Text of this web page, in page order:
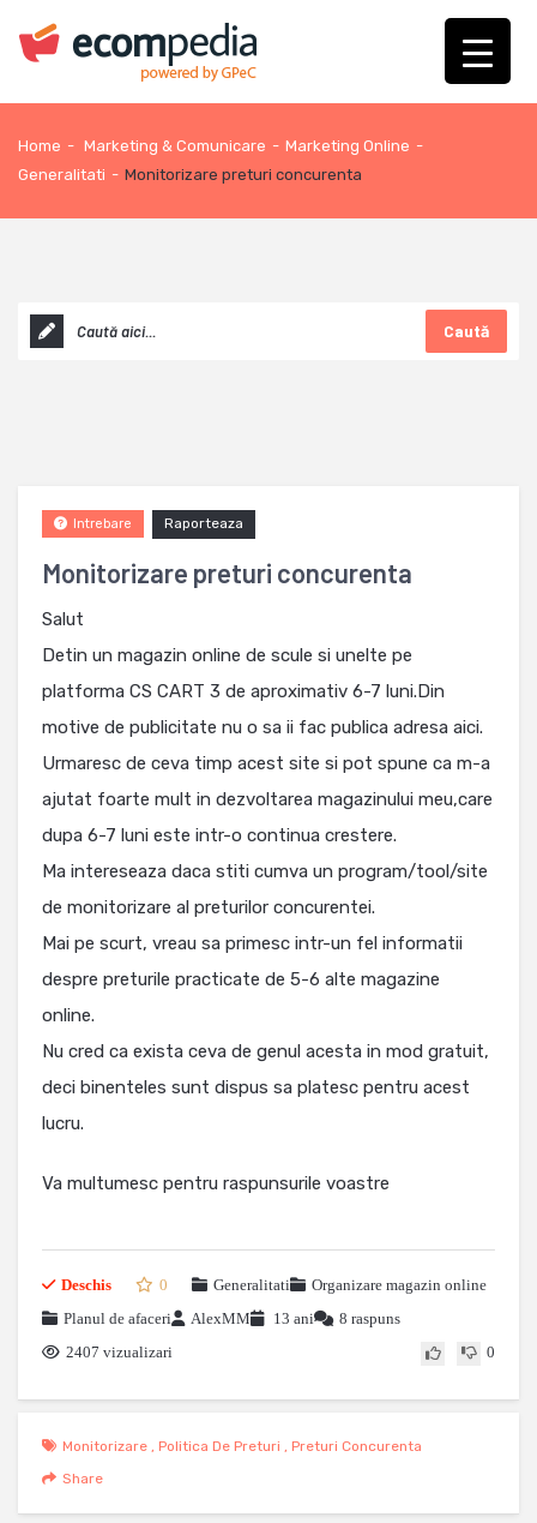
Home - Marketing & Comunicare - Marketing Online -
Generalitati - Monitorizare preturi concurenta
Caută
Monitorizare preturi concurenta
Raporteaza
Intrebare
Salut
Detin un magazin online de scule si unelte pe
platforma CS CART 3 de aproximativ 6-7 luni.Din
motive de publicitate nu o sa ii fac publica adresa aici.
Urmaresc de ceva timp acest site si pot spune ca m-a
ajutat foarte mult in dezvoltarea magazinului meu,care
dupa 6-7 luni este intr-o continua crestere.
Ma intereseaza daca stiti cumva un program/tool/site
de monitorizare al preturilor concurentei.
Mai pe scurt, vreau sa primesc intr-un fel informatii
despre preturile practicate de 5-6 alte magazine
online.
Nu cred ca exista ceva de genul acesta in mod gratuit,
deci binenteles sunt dispus sa platesc pentru acest
lucru.
Va multumesc pentru raspunsurile voastre
Deschis 0 Generalitati
Organizare magazin online
Planul de afaceri
AlexMM 13 ani
8 raspuns
2407 vizualizari
0
Monitorizare , Politica De Preturi , Preturi Concurenta
Share